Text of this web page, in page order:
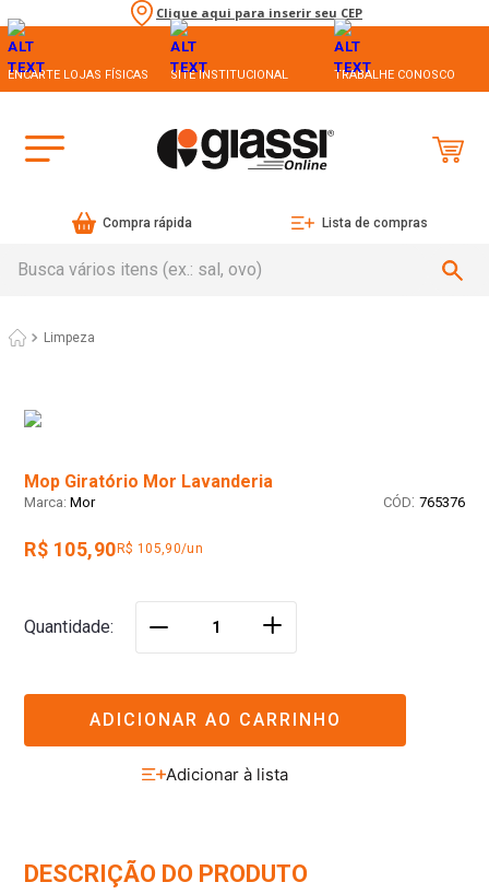
Clique aqui para inserir seu CEP
ENCARTE LOJAS FÍSICAS SITE INSTITUCIONAL TRABALHE CONOSCO
Compra rápida Lista de compras
Limpeza
Mop Giratório Mor Lavanderia
Mor : 765376
R$ 105,90 R$ 105,90/un
Quantidade ＋
ADICIONAR AO CARRINHO
DESCRIÇÃO DO PRODUTO